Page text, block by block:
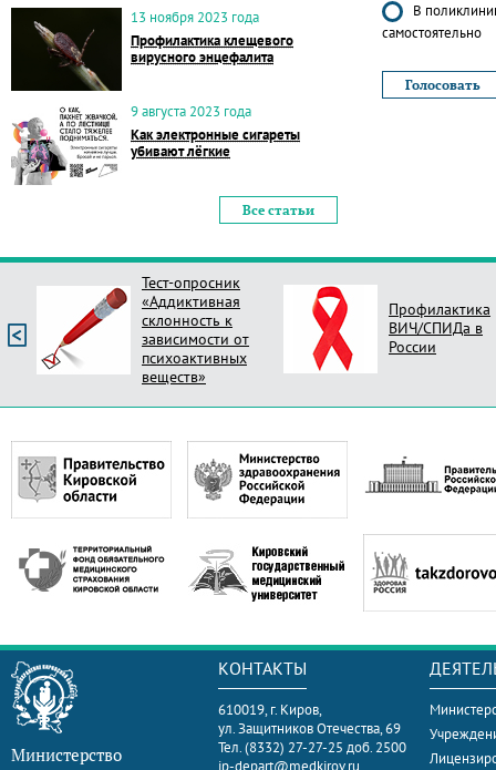
13 ноября 2023 года
Профилактика клещевого
вирусного энцефалита
9 августа 2023 года
Как электронные сигареты
убивают лёгкие
Все статьи
В
самостоятельно
Профилактика
ВИЧ/СПИДа в
России
Опрос Оцени
новый стиль
поликлиник
Министерство
КОНТАКТЫ
610019, г. Киров,
ул. Защитников Отечества, 69
Тел. (8332) 27-27-25 доб. 2500
ip-depart@medkirov.ru